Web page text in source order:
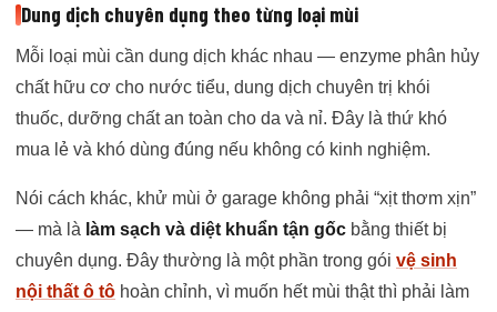
Dung dịch chuyên dụng theo từng loại mùi
Mỗi loại mùi cần dung dịch khác nhau — enzyme phân hủy
chất hữu cơ cho nước tiểu, dung dịch chuyên trị khói
thuốc, dưỡng chất an toàn cho da và nỉ. Đây là thứ khó
mua lẻ và khó dùng đúng nếu không có kinh nghiệm.
Nói cách khác, khử mùi ở garage không phải “xịt thơm xịn”
— mà là làm sạch và diệt khuẩn tận gốc bằng thiết bị
chuyên dụng. Đây thường là một phần trong gói vệ sinh
nội thất ô tô hoàn chỉnh, vì muốn hết mùi thật thì phải làm